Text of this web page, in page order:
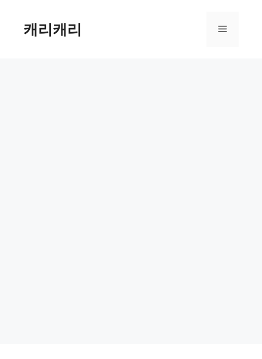
캐리캐리 메